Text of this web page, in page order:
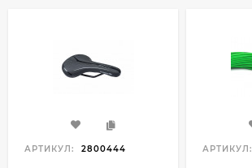
АРТИКУЛ: 2800444 АРТИКУЛ: